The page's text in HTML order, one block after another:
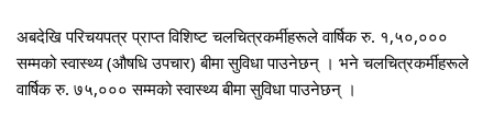
अबदेखि परिचयपत्र प्राप्त विशिष्ट चलचित्रकर्मीहरूले वार्षिक रु. १,५०,०००
सम्मको स्वास्थ्य (औषधि उपचार) बीमा सुविधा पाउनेछन् । भने चलचित्रकर्मीहरूले
वार्षिक रु. ७५,००० सम्मको स्वास्थ्य बीमा सुविधा पाउनेछन् ।